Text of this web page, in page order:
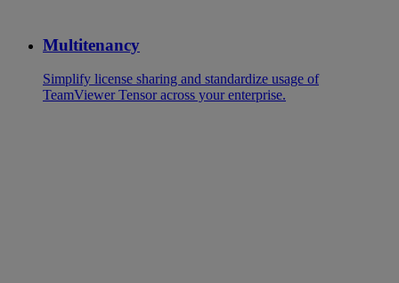
Multitenancy
Simplify license sharing and standardize usage of
TeamViewer Tensor across your enterprise.